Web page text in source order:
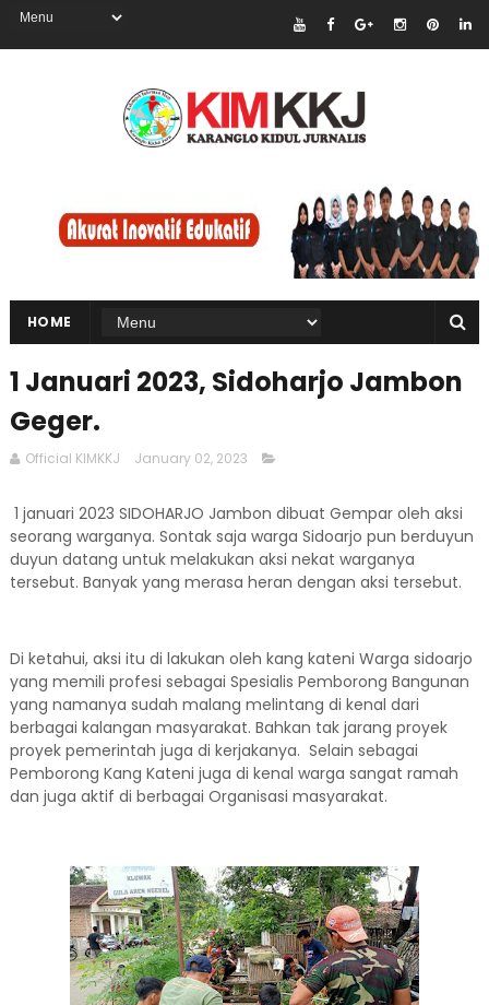
HOME
1 Januari 2023, Sidoharjo Jambon
Geger.
Official KIMKKJ January 02, 2023
1 januari 2023 SIDOHARJO Jambon dibuat Gempar oleh aksi
seorang warganya. Sontak saja warga Sidoarjo pun berduyun
duyun datang untuk melakukan aksi nekat warganya
tersebut. Banyak yang merasa heran dengan aksi tersebut.
Di ketahui, aksi itu di lakukan oleh kang kateni Warga sidoarjo
yang memili profesi sebagai Spesialis Pemborong Bangunan
yang namanya sudah malang melintang di kenal dari
berbagai kalangan masyarakat. Bahkan tak jarang proyek
proyek pemerintah juga di kerjakanya. Selain sebagai
Pemborong Kang Kateni juga di kenal warga sangat ramah
dan juga aktif di berbagai Organisasi masyarakat.